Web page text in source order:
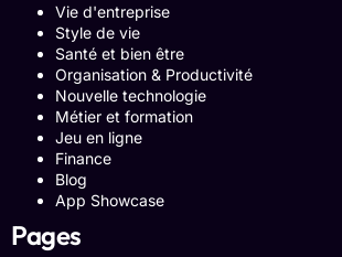
Vie d'entreprise
Style de vie
Santé et bien être
Organisation & Productivité
Nouvelle technologie
Métier et formation
Jeu en ligne
Finance
Blog
App Showcase
Pages